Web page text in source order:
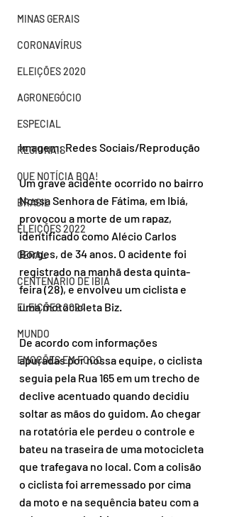
MINAS GERAIS
CORONAVÍRUS
ELEIÇÕES 2020
AGRONEGÓCIO
ESPECIAL
REGIONAIS
QUE NOTÍCIA BOA!
BRASIL
ELEIÇÕES 2022
GERAL
CENTENÁRIO DE IBIÁ
ELEIÇÕES 2024
MUNDO
EMOÇÕES EM FOCO
Imagem: Redes Sociais/Reprodução
Um grave acidente ocorrido no bairro
Nossa Senhora de Fátima, em Ibiá,
provocou a morte de um rapaz,
identificado como Alécio Carlos
Borges, de 34 anos. O acidente foi
registrado na manhã desta quinta-
feira (28), e envolveu um ciclista e
uma motocicleta Biz.
De acordo com informações
apuradas por nossa equipe, o ciclista
seguia pela Rua 165 em um trecho de
declive acentuado quando decidiu
soltar as mãos do guidom. Ao chegar
na rotatória ele perdeu o controle e
bateu na traseira de uma motocicleta
que trafegava no local. Com a colisão
o ciclista foi arremessado por cima
da moto e na sequência bateu com a